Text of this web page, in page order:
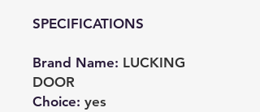
SPECIFICATIONS
Brand Name: LUCKING
DOOR
Choice: yes